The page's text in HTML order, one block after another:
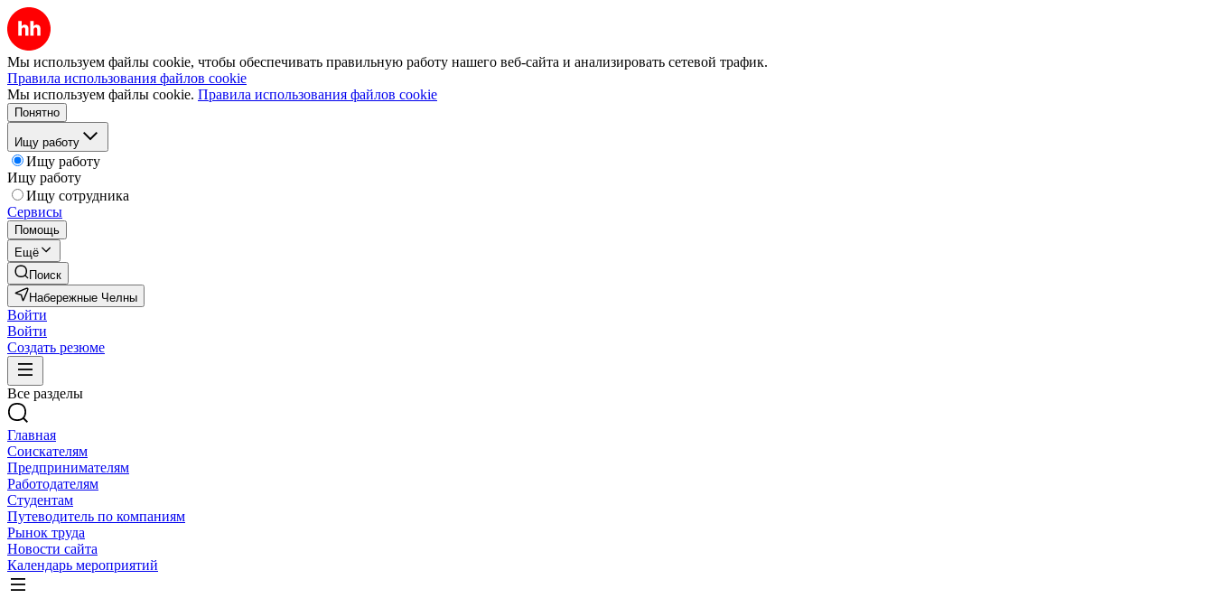
Мы используем файлы cookie, чтобы обеспечивать правильную работу нашего веб-сайта и анализировать сетевой трафик.
Правила использования файлов cookie
Мы используем файлы cookie. Правила использования файлов cookie
Понятно
Ищу работу
Ищу работу
Ищу работу
Ищу сотрудника
Сервисы
Помощь
Ещё
Поиск
Набережные Челны
Войти
Войти
Создать резюме
Все разделы
Главная
Соискателям
Предпринимателям
Работодателям
Студентам
Путеводитель по компаниям
Рынок труда
Новости сайта
Календарь мероприятий